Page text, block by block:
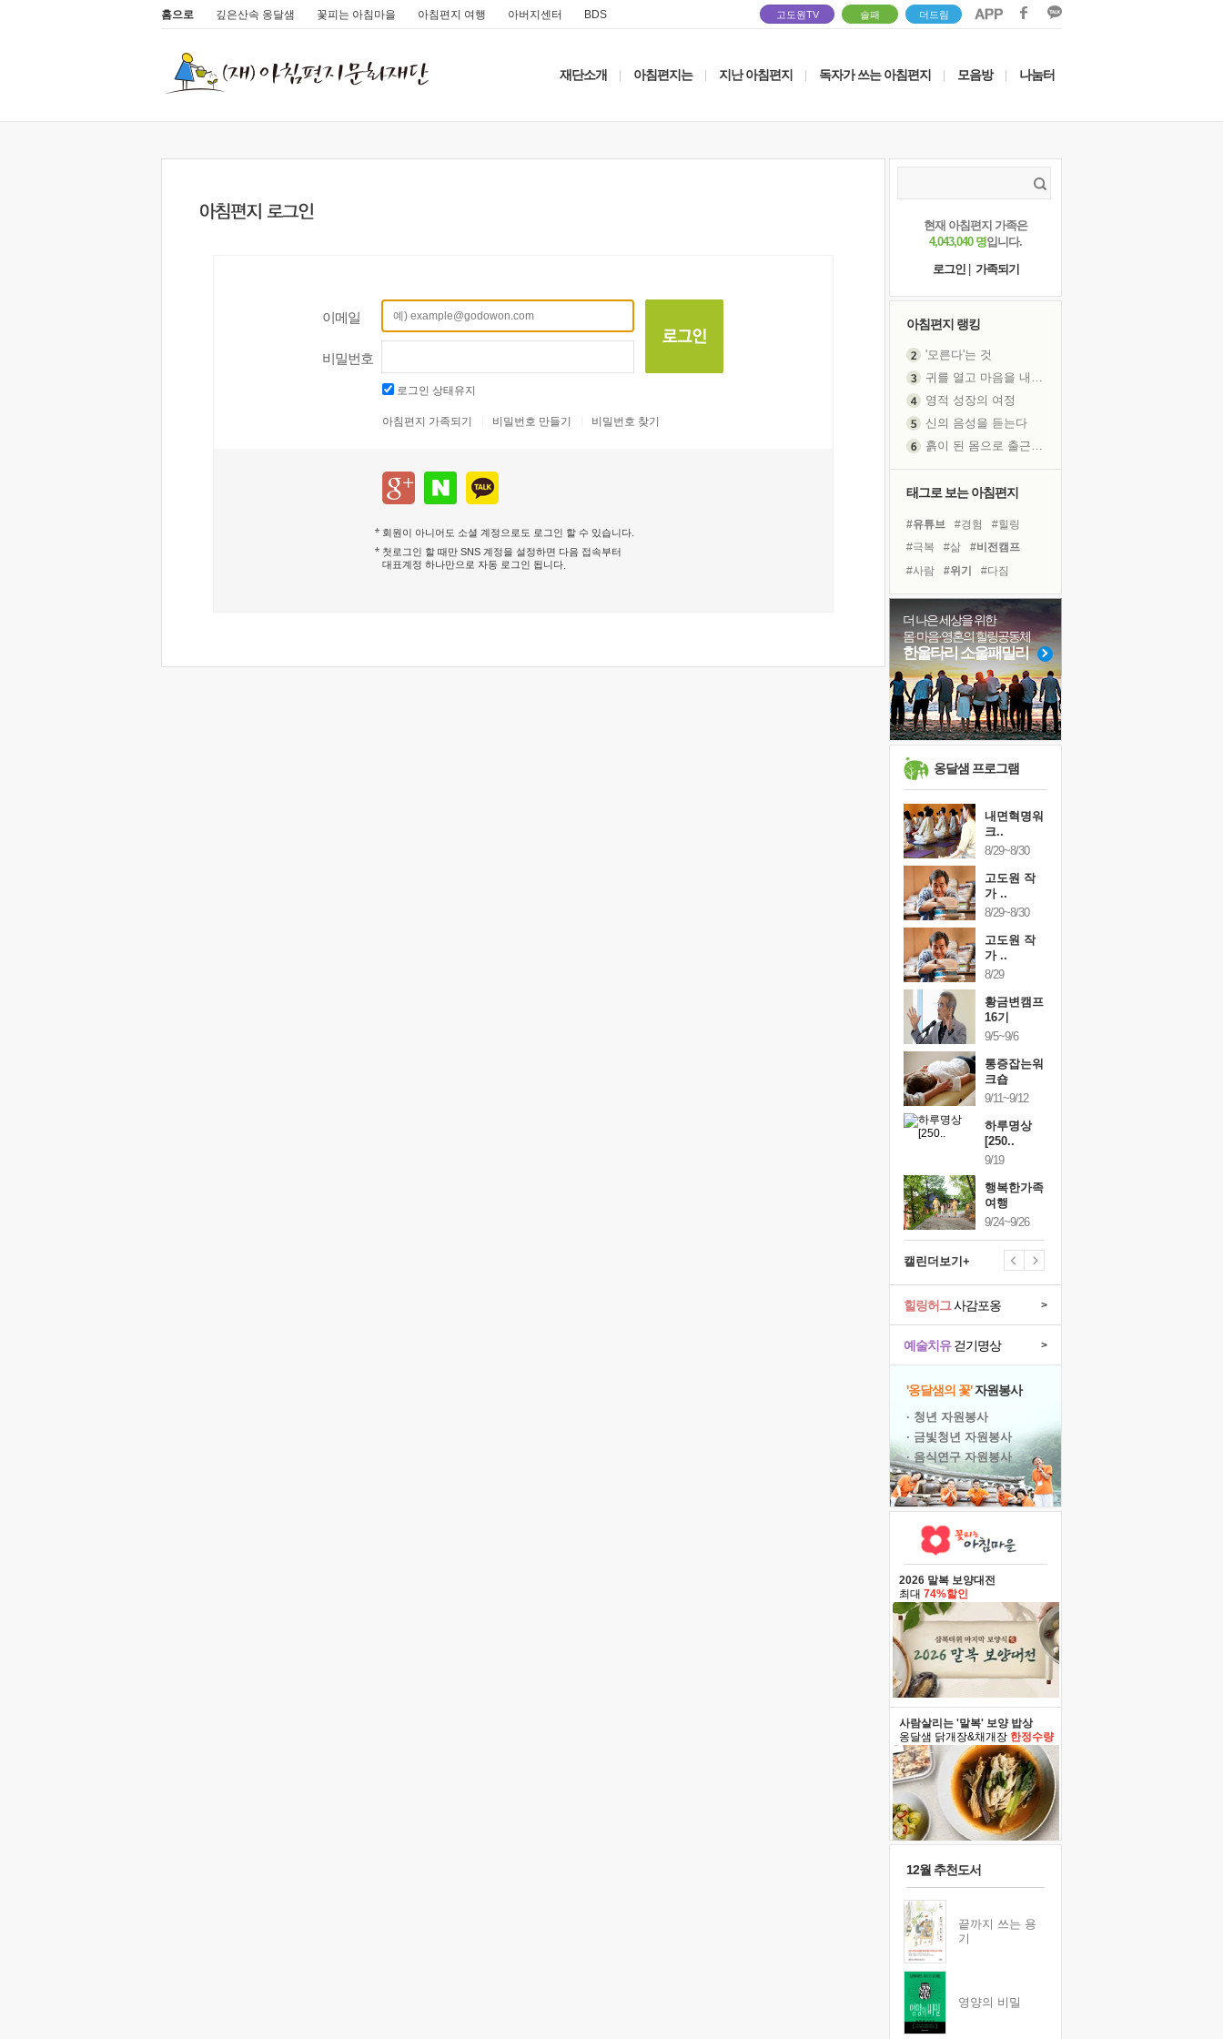
홈으로 깊은산속 옹달샘 꽃피는 아침마을 아침편지 여행 아버지센터 BDS 고도원TV 솔패 더드림
재단소개 아침편지는 지난 아침편지 독자가 쓰는 아침편지 모음방 나눔터
이메일
비밀번호
로그인 상태유지
아침편지 가족되기 비밀번호 만들기 비밀번호 찾기
회원이 아니어도 소셜 계정으로도 로그인 할 수 있습니다.
첫로그인 할 때만 SNS 계정을 설정하면 다음 접속부터
대표계정 하나만으로 자동 로그인 됩니다
현재 아침편지 가족은
4,043,040 명입니다.
로그인
가족되기
아침편지 랭킹
'모른다'는 것
영적 성장의 여정
신의 음성을 듣는다
처음 손을 잡았던 날
꿈이 실제가 되는 것
'말 타는 법'을 먼저
졸업식 사진을 보며
아픈 아버지를 위한 공간 설계
슬럼프
보고 싶은 어머니
유년 시절의 부산 영도 바다
못된 꼰대들
희망이란
'모른다'는 것
태그로 보는 아침편지
#유튜브 #경험
#힐링
#극복
#삶
#비전캠프
#사람
#위기
#다짐
#희망
#계획
#독서캠프
#나눔
#건강
#면역력
#리더
#선택
#링컨학교
#도움
#바이러스 #독서
더 나은 세상을 위한
몸·마음·영혼의 힐링공동체
한울타리 소울패밀리
옹달샘 프로그램
내면혁명워
크..
8/29~8/30
고도원 작
가 ..
8/29~8/30
고도원 작
가 ..
8/29
황금변캠프
16기
9/5~9/6
통증잡는워
크숍
9/11~9/12
하루명상
[250..
9/19
행복한가족
여행
9/24~9/26
캘린더보기+
예술치유걷기명상 >
힐링허그사감포옹 >
'옹달샘의 꽃'자원봉사
· 청년 자원봉사
· 금빛청년 자원봉사
· 음식연구 자원봉사
2026 말복 보양대전
최대 74%할인
사람살리는 '말복' 보양 밥상
옹달샘 닭개장&채개장 한정수량
12월 추천도서
끝까지 쓰는 용
기
영양의 비밀